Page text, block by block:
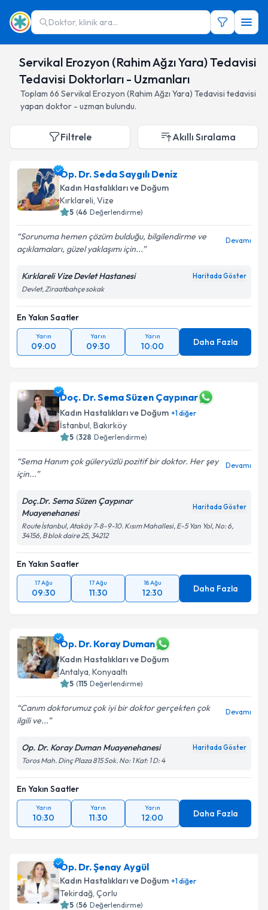
Doktor, klinik ara...
Servikal Erozyon (Rahim Ağzı Yara) Tedavisi
Tedavisi Doktorları - Uzmanları
Toplam 66 Servikal Erozyon (Rahim Ağzı Yara) Tedavisi tedavisi
yapan doktor - uzman bulundu.
Filtrele Akıllı Sıralama
Op. Dr. Seda Saygılı Deniz
Kadın Hastalıkları ve Doğum
Kırklareli, Vize
5 (46 Değerlendirme)
Sorunuma hemen çözüm bulduğu, bilgilendirme ve
açıklamaları, güzel yaklaşımı için...
Devamı
Kırklareli Vize Devlet Hastanesi Haritada Göster
Devlet, Ziraatbahçe sokak
En Yakın Saatler
Yarın
09:00
Yarın
09:30
Yarın
10:00 Daha Fazla
Doç. Dr. Sema Süzen Çaypınar
Kadın Hastalıkları ve Doğum +1diğer
İstanbul, Bakırköy
5 (328 Değerlendirme)
Sema Hanım çok güleryüzlü pozitif bir doktor. Her şey
için...
Devamı
Doç.Dr. Sema Süzen Çaypınar
Muayenehanesi
Haritada Göster
Route İstanbul, Ataköy 7-8-9-10. Kısım Mahallesi, E-5 Yan Yol, No: 6,
34156, B blok daire 25, 34212
En Yakın Saatler
17 Ağu
09:30
17 Ağu
11:30
18 Ağu
12:30 Daha Fazla
Op. Dr. Koray Duman
Kadın Hastalıkları ve Doğum
Antalya, Konyaaltı
5 (115 Değerlendirme)
Canım doktorumuz çok iyi bir doktor gerçekten çok
ilgili ve...
Devamı
Op. Dr. Koray Duman Muayenehanesi Haritada Göster
Toros Mah. Dinç Plaza 815 Sok. No: 1 Kat: 1 D: 4
En Yakın Saatler
Yarın
10:30
Yarın
11:30
Yarın
12:00 Daha Fazla
Op. Dr. Şenay Aygül
Kadın Hastalıkları ve Doğum +1diğer
Tekirdağ, Çorlu
5 (56 Değerlendirme)